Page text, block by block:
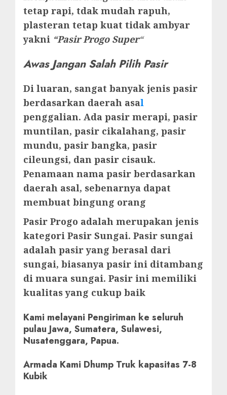
tetap rapi, tdak mudah rapuh,
plasteran tetap kuat tidak ambyar
yakni “Pasir Progo Super“
Awas Jangan Salah Pilih Pasir
Di luaran, sangat banyak jenis pasir
berdasarkan daerah asal
penggalian. Ada pasir merapi, pasir
muntilan, pasir cikalahang, pasir
mundu, pasir bangka, pasir
cileungsi, dan pasir cisauk.
Penamaan nama pasir berdasarkan
daerah asal, sebenarnya dapat
membuat bingung orang
Pasir Progo adalah merupakan jenis
kategori Pasir Sungai. Pasir sungai
adalah pasir yang berasal dari
sungai, biasanya pasir ini ditambang
di muara sungai. Pasir ini memiliki
kualitas yang cukup baik
Kami melayani Pengiriman ke seluruh
pulau Jawa, Sumatera, Sulawesi,
Nusatenggara, Papua.
Armada Kami Dhump Truk kapasitas 7-8
Kubik